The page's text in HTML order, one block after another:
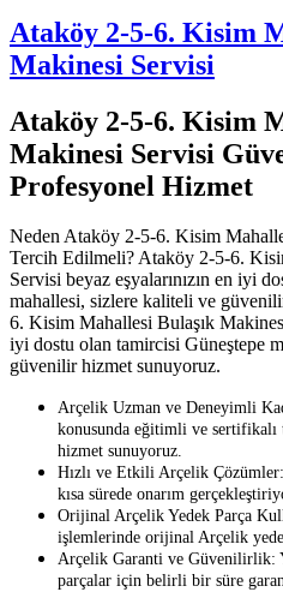
Ataköy 2-5-6. Kisim
Makinesi Servisi
Ataköy 2-5-6. Kisim
Makinesi Servisi
Profesyonel Hizmet
Neden Ataköy 2-5-6. Kisim
Tercih Edilmeli? Ataköy 2-5-6.
Servisi beyaz eşyalarınızın en iyi
mahallesi, sizlere kaliteli ve
6. Kisim Mahallesi Bulaşık
iyi dostu olan tamircisi Güneştepe
güvenilir hizmet sunuyoruz.
Arçelik Uzman ve Deneyimli
konusunda eğitimli ve
hizmet sunuyoruz.
Hızlı ve Etkili Arçelik
kısa sürede onarım
Orijinal Arçelik Yedek Parça
işlemlerinde orijinal Arçelik
Arçelik Garanti ve Güvenilirlik:
parçalar için belirli bir süre